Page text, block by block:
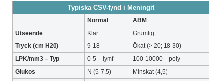
Typiska CSV-fynd i Meningit
Normal
ABM
Utseende
Klar
Grumlig
Tryck (cm H20)
9-18
Ökat (> 20; 18-30)
LPK/mm3 – Typ
0-5 – lymf
100-10000 – poly
Glukos
N (5-7,5)
Minskat (4,5)